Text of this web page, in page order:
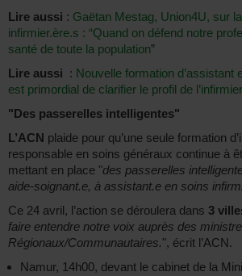
Lire aussi : Gaëtan Mestag, Union4U, sur
infirmier.ère.s : “Quand on défend notre
santé de toute la population”
Lire aussi : Nouvelle formation d’assistant
est primordial de clarifier le profil de
"Des passerelles intelligentes"
L’ACN plaide pour qu’une seule formation
responsable en soins généraux continue à
mettant en place "des passerelles
aide-soignant.e, à assistant.e en soins
Ce 24 avril, l’action se déroulera dans 3
faire entendre notre voix auprès des
Régionaux/Communautaires.", écrit l’ACN.
Namur, 14h00, devant le cabinet de la